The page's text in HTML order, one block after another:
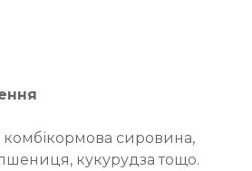
сировина,
пшениця, кукурудза тощо.